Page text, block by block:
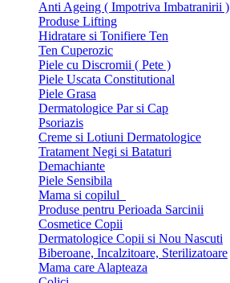
Anti Ageing ( Impotriva Imbatranirii )
Produse Lifting
Hidratare si Tonifiere Ten
Ten Cuperozic
Piele cu Discromii ( Pete )
Piele Uscata Constitutional
Piele Grasa
Dermatologice Par si Cap
Psoriazis
Creme si Lotiuni Dermatologice
Tratament Negi si Bataturi
Demachiante
Piele Sensibila
Mama si copilul
Produse pentru Perioada Sarcinii
Cosmetice Copii
Dermatologice Copii si Nou Nascuti
Biberoane, Incalzitoare, Sterilizatoare
Mama care Alapteaza